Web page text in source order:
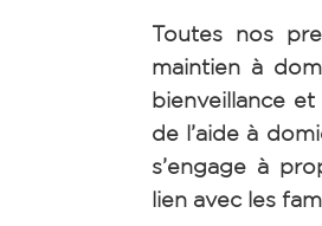
Toutes nos
maintien à
bienveillance
de l’aide à
s’engage à
lien avec les